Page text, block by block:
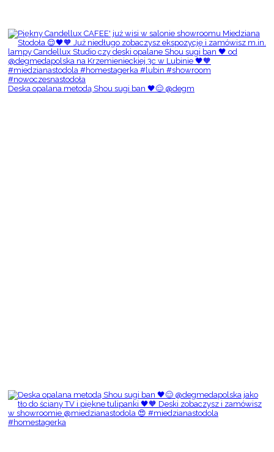
Deska opalana metodą Shou sugi ban 🖤😌 @degm